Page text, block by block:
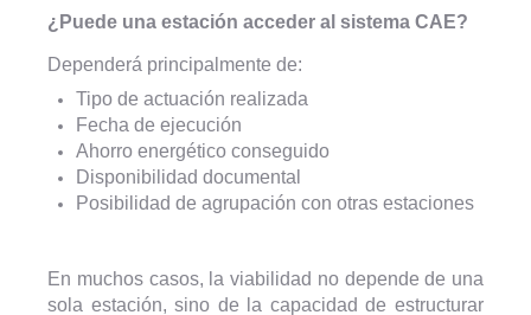
¿Puede una estación acceder al sistema CAE?
Dependerá principalmente de:
Tipo de actuación realizada
Fecha de ejecución
Ahorro energético conseguido
Disponibilidad documental
Posibilidad de agrupación con otras estaciones
En muchos casos, la viabilidad no depende de una
sola estación, sino de la capacidad de estructurar